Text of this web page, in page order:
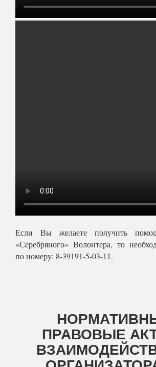
Если Вы желаете получить
«Серебряного» Волонтера, то
по номеру: 8-39191-5-03-11.
ПРАВОВЫЕ